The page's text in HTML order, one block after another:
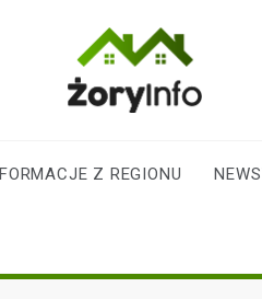
mieszkańców
Żor
Z REGIONU